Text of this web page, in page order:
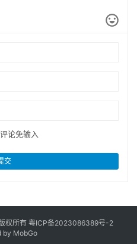
论免输入
交
权所有 粤ICP备2023086389号-2
by MobGo